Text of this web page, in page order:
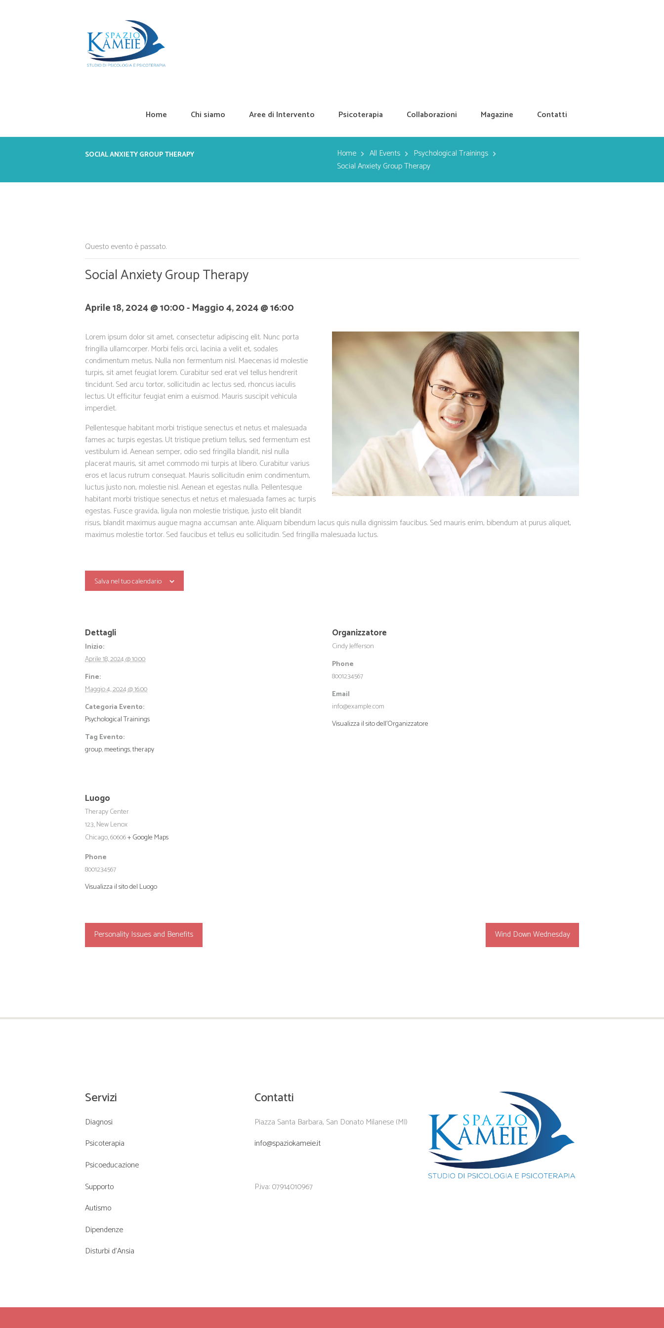
Home Chi siamo Aree di Intervento Psicoterapia Collaborazioni Magazine Contatti
SOCIAL ANXIETY GROUP THERAPY Home All Events
Psychological Trainings
Social Anxiety Group Therapy
Questo evento è passato.
Social Anxiety Group Therapy
Aprile 18, 2024 @ 10:00-Maggio 4, 2024 @ 16:00
Lorem ipsum dolor sit amet, consectetur adipiscing elit. Nunc porta
fringilla ullamcorper. Morbi felis orci, lacinia a velit et, sodales
condimentum metus. Nulla non fermentum nisl. Maecenas id molestie
turpis, sit amet feugiat lorem. Curabitur sed erat vel tellus hendrerit
tincidunt. Sed arcu tortor, sollicitudin ac lectus sed, rhoncus iaculis
lectus. Ut efficitur feugiat enim a euismod. Mauris suscipit vehicula
imperdiet.
Pellentesque habitant morbi tristique senectus et netus et malesuada
fames ac turpis egestas. Ut tristique pretium tellus, sed fermentum est
vestibulum id. Aenean semper, odio sed fringilla blandit, nisl nulla
placerat mauris, sit amet commodo mi turpis at libero. Curabitur varius
eros et lacus rutrum consequat. Mauris sollicitudin enim condimentum,
luctus justo non, molestie nisl. Aenean et egestas nulla. Pellentesque
habitant morbi tristique senectus et netus et malesuada fames ac turpis
egestas. Fusce gravida, ligula non molestie tristique, justo elit blandit
risus, blandit maximus augue magna accumsan ante. Aliquam bibendum lacus quis nulla dignissim faucibus. Sed mauris enim, bibendum at purus aliquet,
maximus molestie tortor. Sed faucibus et tellus eu sollicitudin. Sed fringilla malesuada luctus.
Salva nel tuo calendario
Dettagli
Inizio:
Aprile 18, 2024 @ 10:00
Fine:
Maggio 4, 2024 @ 16:00
Categoria Evento:
Psychological Trainings
Tag Evento:
group,meetings,therapy
Organizzatore
Cindy Jefferson
Phone
8001234567
Email
info@example.com
Visualizza il sito dell'Organizzatore
Luogo
Therapy Center
123, New Lenox
Chicago,60606+ Google Maps
Phone
8001234567
Visualizza il sito del Luogo
Personality Issues and Benefits Wind Down Wednesday
Servizi
Diagnosi
Psicoterapia
Psicoeducazione
Supporto
Autismo
Dipendenze
Disturbi d’Ansia
Contatti
Piazza Santa Barbara, San Donato Milanese (MI)
info@spaziokameie.it
P.iva: 07914010967